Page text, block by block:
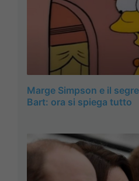
Marge Simpson e il
Bart: ora si spiega tutto